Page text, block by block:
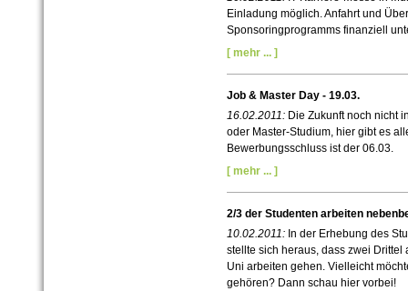
Einladung möglich. Anfahrt und
Sponsoringprogramms finanziell
[ mehr ... ]
Job & Master Day - 19.03.
16.02.2011: Die Zukunft noch nicht
oder Master-Studium, hier gibt es
Bewerbungsschluss ist der 06.03.
[ mehr ... ]
2/3 der Studenten arbeiten
10.02.2011: In der Erhebung des
stellte sich heraus, dass zwei
Uni arbeiten gehen. Vielleicht
gehören? Dann schau hier vorbei!